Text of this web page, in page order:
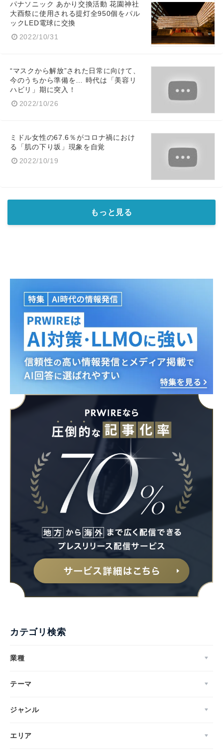
パナソニック あかり交換活動 花園神社
大酉祭に使用される提灯全950個をパル
ックLED電球に交換
2022/10/31
“マスクから解放”された日常に向けて、
今のうちから準備を… 時代は「美容リ
ハビリ」期に突入！
2022/10/26
ミドル女性の67.6％がコロナ禍におけ
る「肌の下り坂」現象を自覚
2022/10/19
もっと見る
カテゴリ検索
業種
テーマ
ジャンル
エリア